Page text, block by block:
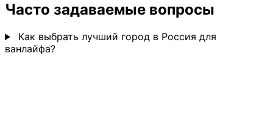
Часто задаваемые вопросы
Как выбрать лучший город в Россия для
ванлайфа?